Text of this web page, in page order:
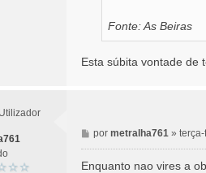
Fonte: As Beiras
Esta súbita vontade de
M
e
pormetralha761 »
Enquanto nao vires a